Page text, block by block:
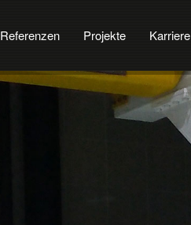
Referenzen Projekte Karriere